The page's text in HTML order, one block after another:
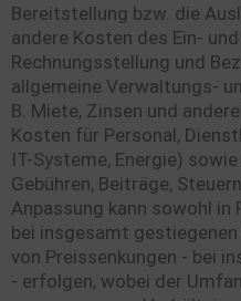
Bereitstellung bzw. die
andere Kosten des Ein-
Rechnungsstellung und
allgemeine Verwaltungs-
B. Miete, Zinsen und
Kosten für Personal,
IT-Systeme, Energie)
Gebühren, Beiträge,
Anpassung kann sowohl in
bei insgesamt
von Preissenkungen - bei
- erfolgen, wobei der